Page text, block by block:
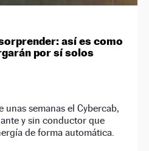
así es como
por sí solos
unas semanas el Cybercab,
y sin conductor que
de forma automática.